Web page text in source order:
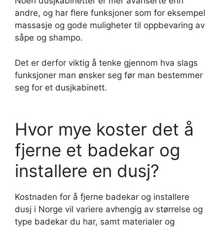
andre, og har flere funksjoner som for eksempel
massasje og gode muligheter til oppbevaring av
såpe og shampo.
Det er derfor viktig å tenke gjennom hva slags
funksjoner man ønsker seg før man bestemmer
seg for et dusjkabinett.
Hvor mye koster det å
fjerne et badekar og
installere en dusj?
Kostnaden for å fjerne badekar og installere
dusj i Norge vil variere avhengig av størrelse og
type badekar du har, samt materialer og